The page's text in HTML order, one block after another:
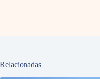
Relacionadas